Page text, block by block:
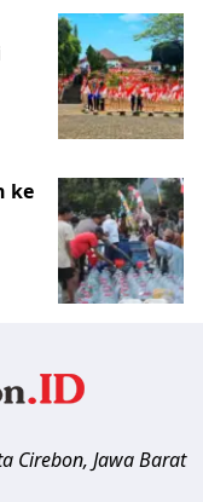
ke
Cirebon, Jawa Barat